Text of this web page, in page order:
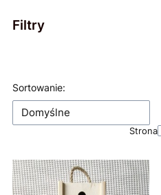
Filtry
Lista produktów
Sortowanie:
Domyślne
Strona